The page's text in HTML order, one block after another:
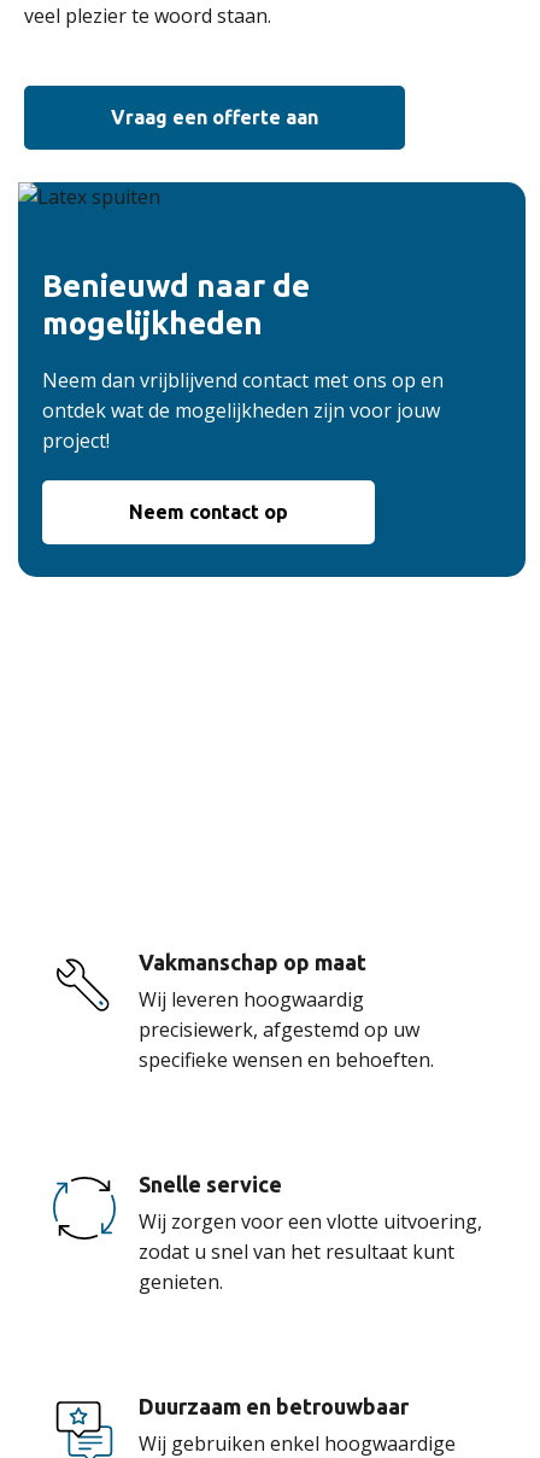
veel plezier te woord staan.
Vraag een offerte aan
Benieuwd naar de
mogelijkheden
Neem dan vrijblijvend contact met ons op en
ontdek wat de mogelijkheden zijn voor jouw
project!
Neem contact op
Vakmanschap op maat
Wij leveren hoogwaardig
precisiewerk, afgestemd op uw
specifieke wensen en behoeften.
Snelle service
Wij zorgen voor een vlotte uitvoering,
zodat u snel van het resultaat kunt
genieten.
Duurzaam en betrouwbaar
Wij gebruiken enkel hoogwaardige